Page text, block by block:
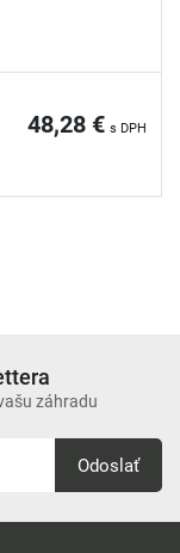
SS-HS-B
48,28 € s DPH
záhradu
Odoslať